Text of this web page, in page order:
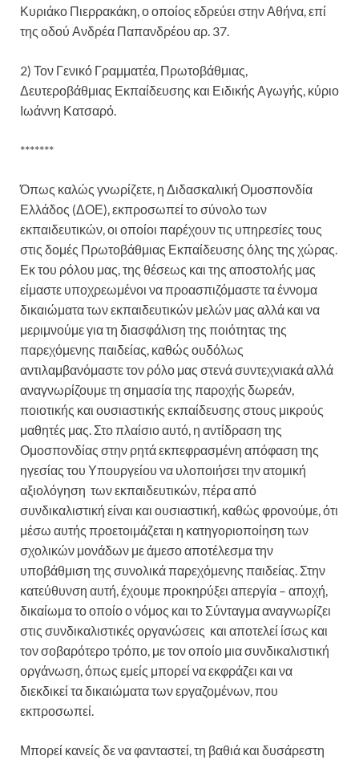
Κυριάκο Πιερρακάκη, ο οποίος εδρεύει στην Αθήνα, επί
της οδού Ανδρέα Παπανδρέου αρ. 37.
2) Τον Γενικό Γραμματέα, Πρωτοβάθμιας,
Δευτεροβάθμιας Εκπαίδευσης και Ειδικής Αγωγής, κύριο
Ιωάννη Κατσαρό.
*******
Όπως καλώς γνωρίζετε, η Διδασκαλική Ομοσπονδία
Ελλάδος (ΔΟΕ), εκπροσωπεί το σύνολο των
εκπαιδευτικών, οι οποίοι παρέχουν τις υπηρεσίες τους
στις δομές Πρωτοβάθμιας Εκπαίδευσης όλης της χώρας.
Εκ του ρόλου μας, της θέσεως και της αποστολής μας
είμαστε υποχρεωμένοι να προασπιζόμαστε τα έννομα
δικαιώματα των εκπαιδευτικών μελών μας αλλά και να
μεριμνούμε για τη διασφάλιση της ποιότητας της
παρεχόμενης παιδείας, καθώς ουδόλως
αντιλαμβανόμαστε τον ρόλο μας στενά συντεχνιακά αλλά
αναγνωρίζουμε τη σημασία της παροχής δωρεάν,
ποιοτικής και ουσιαστικής εκπαίδευσης στους μικρούς
μαθητές μας. Στο πλαίσιο αυτό, η αντίδραση της
Ομοσπονδίας στην ρητά εκπεφρασμένη απόφαση της
ηγεσίας του Υπουργείου να υλοποιήσει την ατομική
αξιολόγηση των εκπαιδευτικών, πέρα από
συνδικαλιστική είναι και ουσιαστική, καθώς φρονούμε, ότι
μέσω αυτής προετοιμάζεται η κατηγοριοποίηση των
σχολικών μονάδων με άμεσο αποτέλεσμα την
υποβάθμιση της συνολικά παρεχόμενης παιδείας. Στην
κατεύθυνση αυτή, έχουμε προκηρύξει απεργία – αποχή,
δικαίωμα το οποίο ο νόμος και το Σύνταγμα αναγνωρίζει
στις συνδικαλιστικές οργανώσεις και αποτελεί ίσως και
τον σοβαρότερο τρόπο, με τον οποίο μια συνδικαλιστική
οργάνωση, όπως εμείς μπορεί να εκφράζει και να
διεκδικεί τα δικαιώματα των εργαζομένων, που
εκπροσωπεί.
Μπορεί κανείς δε να φανταστεί, τη βαθιά και δυσάρεστη